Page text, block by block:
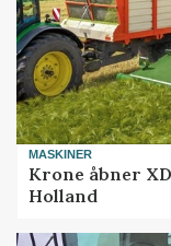
MASKINER
Krone åbner
Holland